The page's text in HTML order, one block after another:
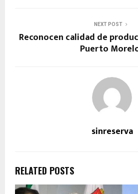
NEXT POST
Reconocen calidad de
Puerto
sinreserva
RELATED POSTS